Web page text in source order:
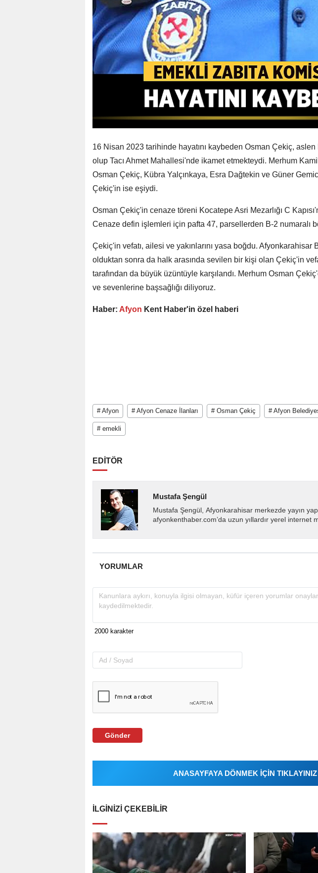
16 Nisan 2023 tarihinde hayatını kaybeden Osman Çekiç,
olup Tacı Ahmet Mahallesi'nde ikamet etmekteydi. Merhum
Osman Çekiç, Kübra Yalçınkaya, Esra Dağtekin ve Güner
Çekiç'in ise eşiydi.
Osman Çekiç'in cenaze töreni Kocatepe Asri Mezarlığı C
Cenaze defin işlemleri için pafta 47, parsellerden B-2 numaralı
Çekiç'in vefatı, ailesi ve yakınlarını yasa boğdu. Afyonkarahisar
olduktan sonra da halk arasında sevilen bir kişi olan Çekiç'in
tarafından da büyük üzüntüyle karşılandı. Merhum Osman
ve sevenlerine başsağlığı diliyoruz.
Haber: Afyon Kent Haber'in özel haberi
# Afyon # Afyon Cenaze İlanları # Osman Çekiç # Afyon
# emekli
EDİTÖR
Mustafa Şengül
Mustafa Şengül, Afyonkarahisar merkezde yayın
afyonkenthaber.com’da uzun yıllardır yerel internet
YORUMLAR
Gönder
ANASAYFAYA DÖNMEK İÇİN TIKLAYINIZ
İLGINIZI ÇEKEBILIR